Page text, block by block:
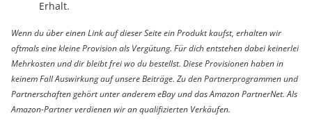
Erhalt.
Wenn du über einen Link auf dieser Seite ein Produkt kaufst, erhalten wir
oftmals eine kleine Provision als Vergütung. Für dich entstehen dabei keinerlei
Mehrkosten und dir bleibt frei wo du bestellst. Diese Provisionen haben in
keinem Fall Auswirkung auf unsere Beiträge. Zu den Partnerprogrammen und
Partnerschaften gehört unter anderem eBay und das Amazon PartnerNet. Als
Amazon-Partner verdienen wir an qualifizierten Verkäufen.